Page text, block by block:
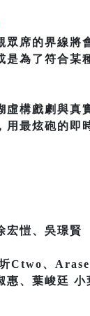
席的界線
為了符合
虛構戲劇與
用最炫砲的
宏愷、吳璟賢
Ctwo、
惠、葉峻廷 小